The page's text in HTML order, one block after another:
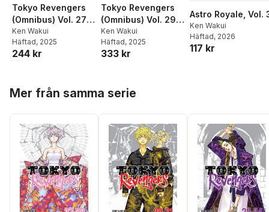
Tokyo Revengers
(Omnibus) Vol. 27-
28
Ken Wakui
Häftad, 2025
244 kr
Tokyo Revengers
(Omnibus) Vol. 29-
31
Ken Wakui
Häftad, 2025
333 kr
Astro Royale, Vol.
Ken Wakui
Häftad, 2026
117 kr
Mer från samma serie